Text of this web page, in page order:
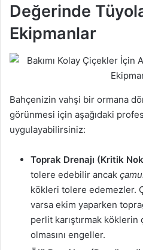
Değerinde
Ekipmanlar
Bahçenizin vahşi bir ormana
görünmesi için aşağıdaki
uygulayabilirsiniz:
Toprak Drenajı (Kritik
tolere edebilir ancak
kökleri tolere edemezler.
varsa ekim yaparken
perlit karıştırmak
olmasını engeller.